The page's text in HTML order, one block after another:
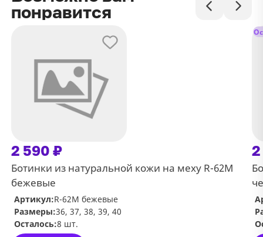
понравится
2 590 ₽
Ботинки из натуральной кожи на меху R-62M
бежевые
Артикул:R-62M бежевые
Размеры:36, 37, 38, 39, 40
Осталось:8 шт.